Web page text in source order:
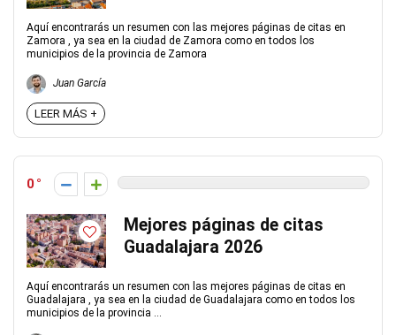
Aquí encontrarás un resumen con las mejores páginas de citas en
Zamora , ya sea en la ciudad de Zamora como en todos los
municipios de la provincia de Zamora
Juan García
LEER MÁS +
0
Mejores páginas de citas
Guadalajara 2026
Aquí encontrarás un resumen con las mejores páginas de citas en
Guadalajara , ya sea en la ciudad de Guadalajara como en todos los
municipios de la provincia ...